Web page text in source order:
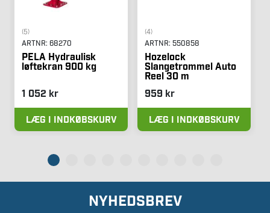
(5)
ARTNR: 68270
PELA Hydraulisk
løftekran 900 kg
1 052 kr
LÆG I INDKØBSKURV
(4)
ARTNR: 550858
Hozelock
Slangetrommel Auto
Reel 30 m
959 kr
LÆG I INDKØBSKURV
NYHEDSBREV